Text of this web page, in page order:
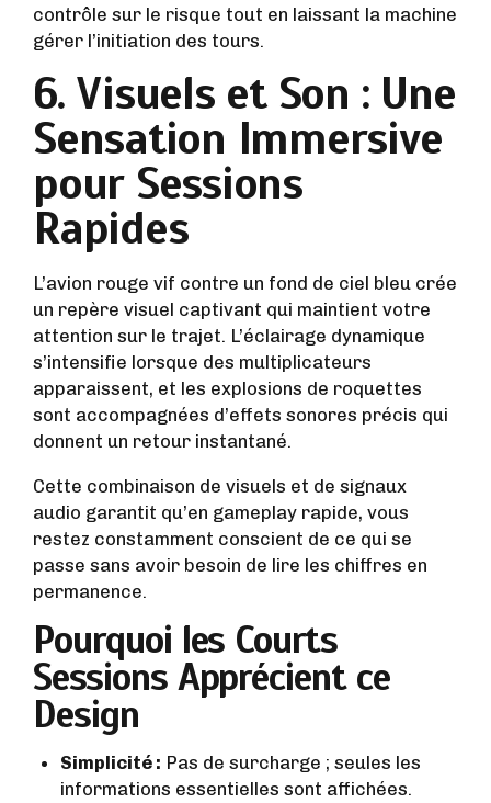
contrôle sur le risque tout en laissant la machine
gérer l’initiation des tours.
6. Visuels et Son : Une
Sensation Immersive
pour Sessions
Rapides
L’avion rouge vif contre un fond de ciel bleu crée
un repère visuel captivant qui maintient votre
attention sur le trajet. L’éclairage dynamique
s’intensifie lorsque des multiplicateurs
apparaissent, et les explosions de roquettes
sont accompagnées d’effets sonores précis qui
donnent un retour instantané.
Cette combinaison de visuels et de signaux
audio garantit qu’en gameplay rapide, vous
restez constamment conscient de ce qui se
passe sans avoir besoin de lire les chiffres en
permanence.
Pourquoi les Courts
Sessions Apprécient ce
Design
Simplicité : Pas de surcharge ; seules les
informations essentielles sont affichées.